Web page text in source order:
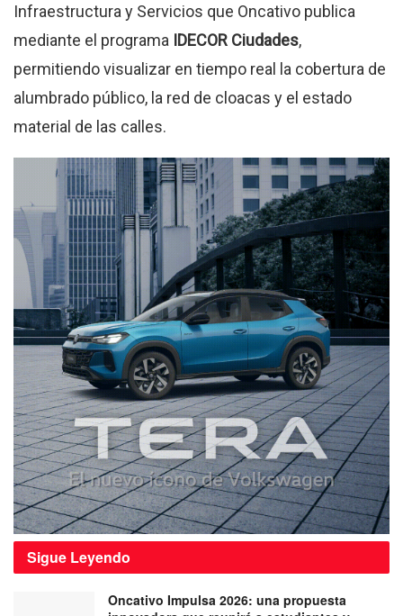
Infraestructura y Servicios que Oncativo publica
mediante el programa IDECOR Ciudades,
permitiendo visualizar en tiempo real la cobertura de
alumbrado público, la red de cloacas y el estado
material de las calles.
Sigue Leyendo
Oncativo Impulsa 2026: una propuesta